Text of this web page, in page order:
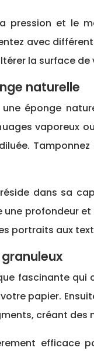
pression et le
avec
la surface
naturelle
éponge
vaporeux
dans sa
une profondeur
portraits aux
fascinante qui
papier.
créant des
efficace